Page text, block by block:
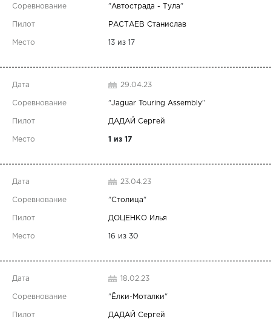
"Автострада - Тула"
РАСТАЕВ Станислав
13 из 17
29.04.23
"Jaguar Touring Assembly"
ДАДАЙ Сергей
1 из 17
23.04.23
"Столица"
ДОЦЕНКО Илья
16 из 30
18.02.23
"Ёлки-Моталки"
ДАДАЙ Сергей